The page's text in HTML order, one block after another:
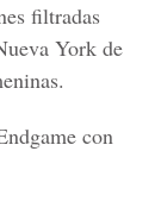
filtradas
York de
con